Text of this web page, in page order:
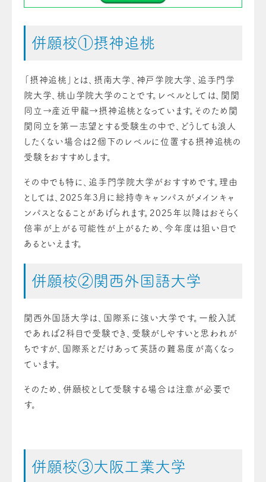
併願校①摂神追桃
「摂神追桃」とは、摂南大学、神戸学院大学、追手門学
院大学、桃山学院大学のことです。レベルとしては、関関
同立→産近甲龍→摂神追桃となっています。そのため関
関同立を第一志望とする受験生の中で、どうしても浪人
したくない場合は2個下のレベルに位置する摂神追桃の
受験をおすすめします。
その中でも特に、追手門学院大学がおすすめです。理由
としては、2025年3月に総持寺キャンパスがメインキャ
ンパスとなることがあげられます。2025年以降はおそらく
倍率が上がる可能性が上がるため、今年度は狙い目で
あるといえます。
併願校②関西外国語大学
関西外国語大学は、国際系に強い大学です。一般入試
であれば2科目で受験でき、受験がしやすいと思われが
ちですが、国際系とだけあって英語の難易度が高くなっ
ています。
そのため、併願校として受験する場合は注意が必要で
す。
併願校③大阪工業大学